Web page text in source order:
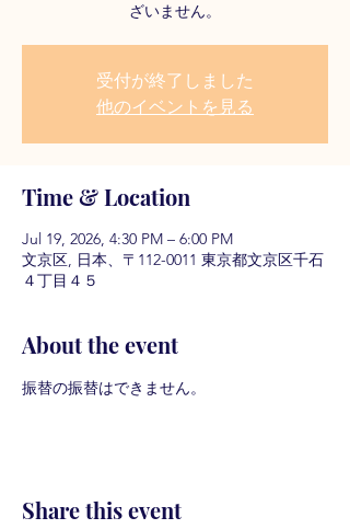
ざいません。
受付が終了しました
他のイベントを見る
Time & Location
Jul 19, 2026, 4:30 PM – 6:00 PM
文京区, 日本、〒112-0011 東京都文京区千石
４丁目４５
About the event
振替の振替はできません。
Share this event